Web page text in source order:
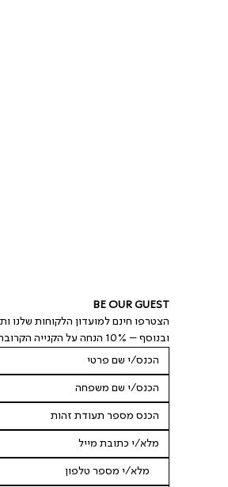
BE OUR GUEST
הצטרפו חינם למועדון הלקוחות שלנו
ובנוסף – 10% הנחה על הקנייה הקרובה